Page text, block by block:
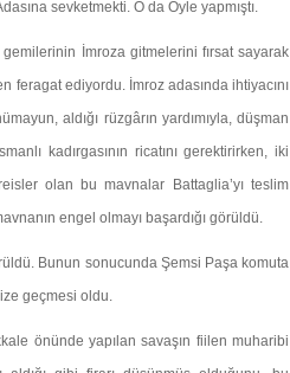
sevketmekti. O da Öyle yapmıştı.
İmroza gitmele­rini fırsat sayarak
fera­gat ediyordu. İmroz adasında ihtiyacını
aldığı rüzgârın yardımıyla, düşman
kadırgasının ricatını ge­rektirirken, iki
olan bu mavnalar Battaglia’yı teslim
engel olmayı başardığı görüldü.
Bunun sonu­cunda Şemsi Paşa komuta
geçmesi oldu.
önünde yapılan sa­vaşın fiilen muharibi